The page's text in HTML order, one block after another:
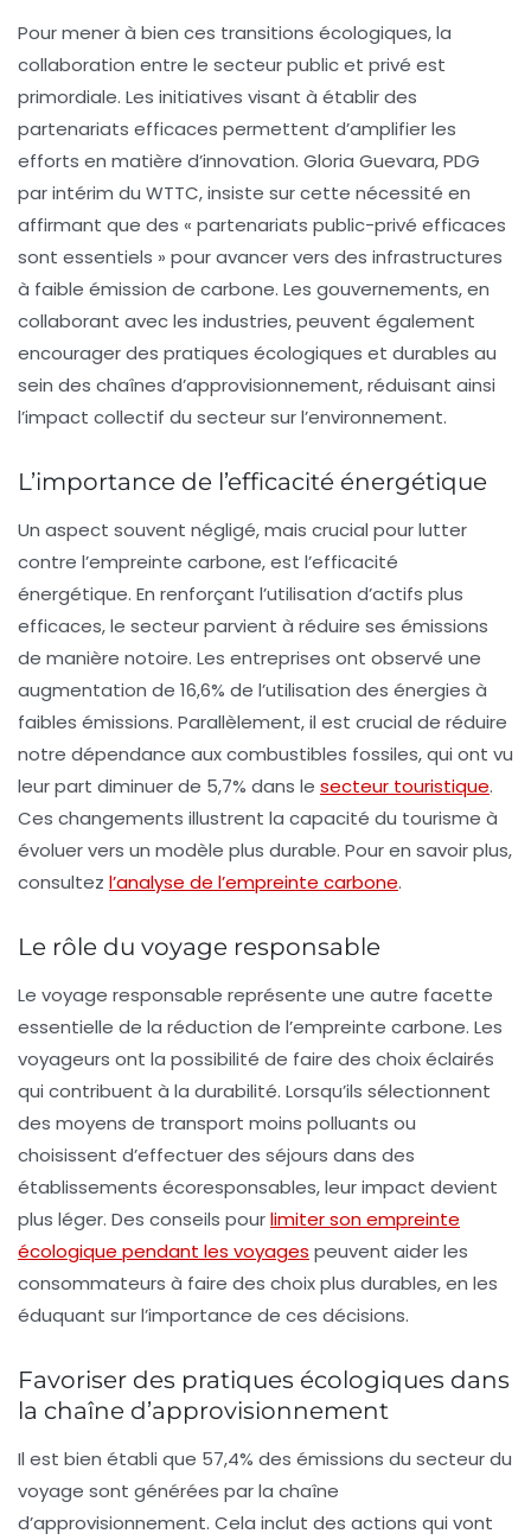
Pour mener à bien ces transitions écologiques, la
collaboration entre le secteur public et privé est
primordiale. Les initiatives visant à établir des
partenariats efficaces permettent d’amplifier les
efforts en matière d’innovation. Gloria Guevara, PDG
par intérim du WTTC, insiste sur cette nécessité en
affirmant que des « partenariats public-privé efficaces
sont essentiels » pour avancer vers des infrastructures
à faible émission de carbone. Les gouvernements, en
collaborant avec les industries, peuvent également
encourager des pratiques écologiques et durables au
sein des chaînes d’approvisionnement, réduisant ainsi
l’impact collectif du secteur sur l’environnement.
L’importance de l’efficacité énergétique
Un aspect souvent négligé, mais crucial pour lutter
contre l’empreinte carbone, est l’efficacité
énergétique. En renforçant l’utilisation d’actifs plus
efficaces, le secteur parvient à réduire ses émissions
de manière notoire. Les entreprises ont observé une
augmentation de 16,6% de l’utilisation des énergies à
faibles émissions. Parallèlement, il est crucial de réduire
notre dépendance aux combustibles fossiles, qui ont vu
leur part diminuer de 5,7% dans le secteur touristique.
Ces changements illustrent la capacité du tourisme à
évoluer vers un modèle plus durable. Pour en savoir plus,
consultez l’analyse de l’empreinte carbone.
Le rôle du voyage responsable
Le voyage responsable représente une autre facette
essentielle de la réduction de l’empreinte carbone. Les
voyageurs ont la possibilité de faire des choix éclairés
qui contribuent à la durabilité. Lorsqu’ils sélectionnent
des moyens de transport moins polluants ou
choisissent d’effectuer des séjours dans des
établissements écoresponsables, leur impact devient
plus léger. Des conseils pourlimiter son empreinte
écologique pendant les voyages peuvent aider les
consommateurs à faire des choix plus durables, en les
éduquant sur l’importance de ces décisions.
Favoriser des pratiques écologiques dans
la chaîne d’approvisionnement
Il est bien établi que 57,4% des émissions du secteur du
voyage sont générées par la chaîne
d’approvisionnement. Cela inclut des actions qui vont